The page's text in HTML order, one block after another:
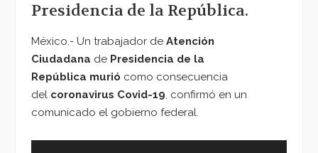
Presidencia de la República.
México.- Un trabajador de Atención
Ciudadana de Presidencia de la
República murió como consecuencia
del coronavirus Covid-19, confirmó en un
comunicado el gobierno federal.